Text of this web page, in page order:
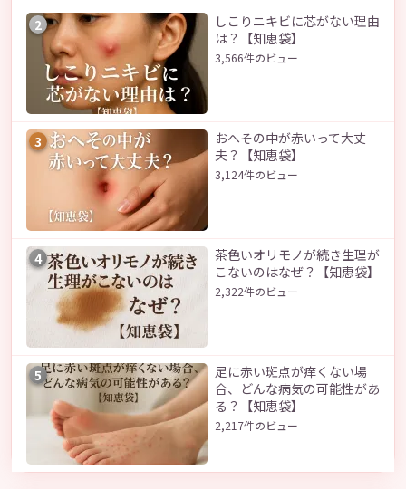
2
しこりニキビに芯がない理由
は？【知恵袋】
3,566件のビュー
3
おへその中が赤いって大丈
夫？【知恵袋】
3,124件のビュー
4
茶色いオリモノが続き生理が
こないのはなぜ？【知恵袋】
2,322件のビュー
5
足に赤い斑点が痒くない場
合、どんな病気の可能性があ
る？【知恵袋】
2,217件のビュー